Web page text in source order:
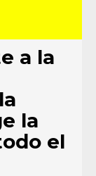
a la
la
el